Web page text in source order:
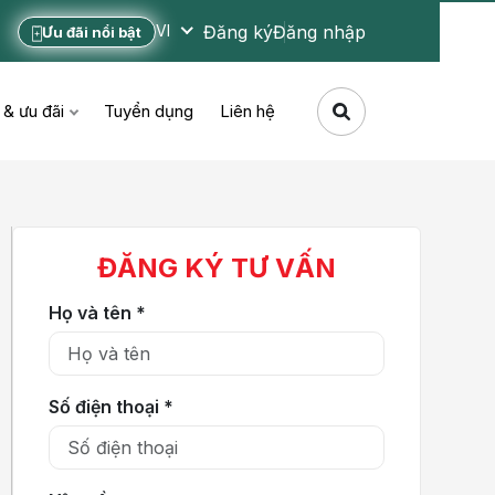
Ưu đãi nổi bật VI Đăng kýĐăng nhập
ưu đãi Tuyển dụng Liên hệ
ĐĂNG KÝ TƯ VẤN
Họ và tên *
Số điện thoại *